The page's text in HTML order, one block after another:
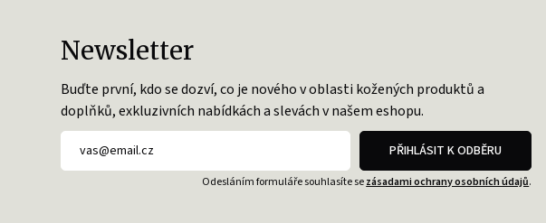
Newsletter
Buďte první, kdo se dozví, co je nového v oblasti kožených produktů a
doplňků, exkluzivních nabídkách a slevách v našem eshopu.
PŘIHLÁSIT K ODBĚRU
Odesláním formuláře souhlasíte sezásadami ochrany osobních údajů.